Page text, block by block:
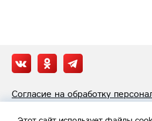
Согласие на обработку